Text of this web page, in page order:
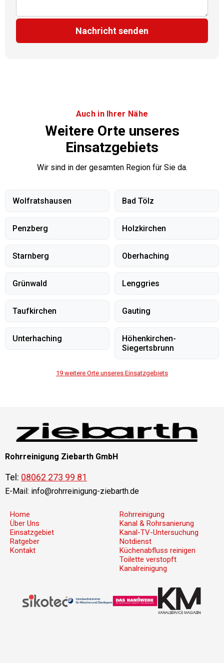
Nachricht senden
Auch in Ihrer Nähe
Weitere Orte unseres
Einsatzgebiets
Wir sind in der gesamten Region für Sie da.
Wolfratshausen Bad Tölz
Penzberg Holzkirchen
Starnberg Oberhaching
Grünwald Lenggries
Taufkirchen Gauting
Unterhaching
Höhenkirchen-
Siegertsbrunn
19 weitere Orte unseres Einsatzgebiets
Rohrreinigung Ziebarth GmbH
Tel: 08062 273 99 81
E-Mail: info@rohrreinigung-ziebarth.de
Home
Über Uns
Einsatzgebiet
Ratgeber
Kontakt
Rohrreinigung
Kanal & Rohrsanierung
Kanal-TV-Untersuchung
Notdienst
Küchenabfluss reinigen
Toilette verstopft
Kanalreinigung